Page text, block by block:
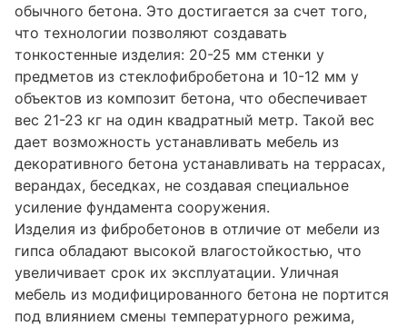
обычного бетона. Это достигается за счет того,
что технологии позволяют создавать
тонкостенные изделия: 20-25 мм стенки у
предметов из стеклофибробетона и 10-12 мм у
объектов из композит бетона, что обеспечивает
вес 21-23 кг на один квадратный метр. Такой вес
дает возможность устанавливать мебель из
декоративного бетона устанавливать на террасах,
верандах, беседках, не создавая специальное
усиление фундамента сооружения.
Изделия из фибробетонов в отличие от мебели из
гипса обладают высокой влагостойкостью, что
увеличивает срок их эксплуатации. Уличная
мебель из модифицированного бетона не портится
под влиянием смены температурного режима,